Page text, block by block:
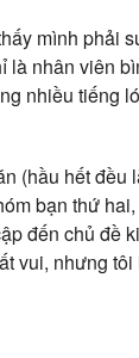
mình phải
nhân viên
nhiều tiếng
(hầu hết
bạn thứ
đến chủ đề
vui, nhưng